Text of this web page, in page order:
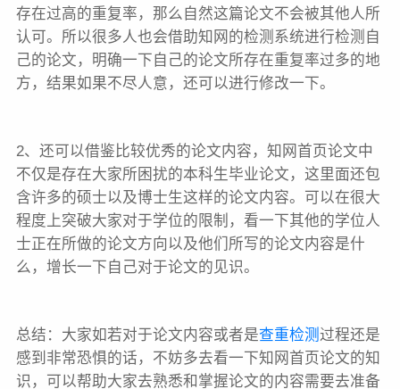
存在过高的重复率，那么自然这篇论文不会被其他人所
认可。所以很多人也会借助知网的检测系统进行检测自
己的论文，明确一下自己的论文所存在重复率过多的地
方，结果如果不尽人意，还可以进行修改一下。
2、还可以借鉴比较优秀的论文内容，知网首页论文中
不仅是存在大家所困扰的本科生毕业论文，这里面还包
含许多的硕士以及博士生这样的论文内容。可以在很大
程度上突破大家对于学位的限制，看一下其他的学位人
士正在所做的论文方向以及他们所写的论文内容是什
么，增长一下自己对于论文的见识。
总结：大家如若对于论文内容或者是查重检测过程还是
感到非常恐惧的话，不妨多去看一下知网首页论文的知
识，可以帮助大家去熟悉和掌握论文的内容需要去准备